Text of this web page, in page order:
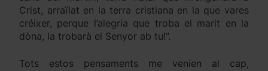
Crist, arraïlat en la terra cristiana en la que vares
créixer, perque l’alegria que troba el marit en la
dòna, la trobarà el Senyor ab tu!”.
Tots estos pensaments me venien al cap,